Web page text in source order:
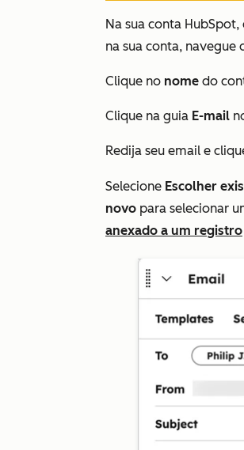
Na sua conta HubSpot,
na sua conta, navegue
Clique no nome do
Clique na guia E-mail
Redija seu email e
Selecione Escolher
novo para selecionar
anexado a um registro